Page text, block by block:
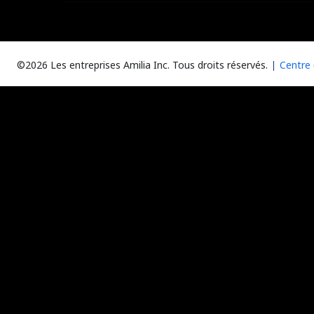
©2026 Les entreprises Amilia Inc. Tous droits réservés. Centre